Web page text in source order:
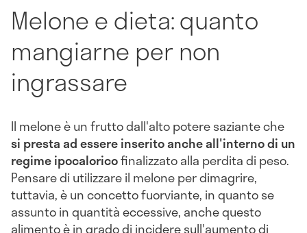
Melone e dieta: quanto
mangiarne per non
ingrassare
Il melone è un frutto dall'alto potere saziante che
si presta ad essere inserito anche all'interno di un
regime ipocaloricofinalizzato alla perdita di peso.
Pensare di utilizzare il melone per dimagrire,
tuttavia, è un concetto fuorviante, in quanto se
assunto in quantità eccessive, anche questo
alimento è in grado di incidere sull'aumento di